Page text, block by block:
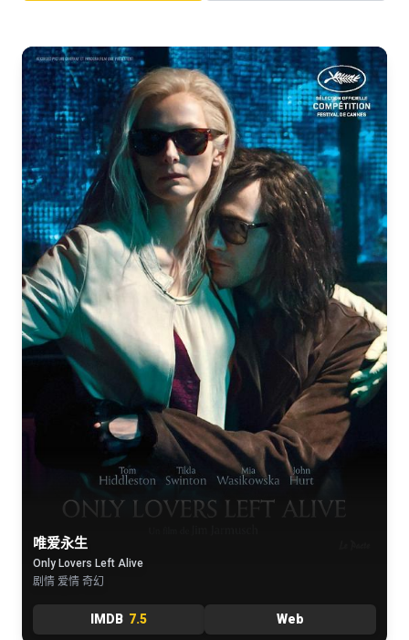
唯爱永生
Only Lovers Left Alive
剧情 爱情 奇幻
IMDB 7.5 Web